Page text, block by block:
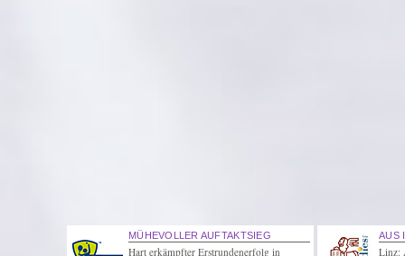
MÜHEVOLLER AUFTAKTSIEG
Hart erkämpfter Erstrundenerfolg in
AUS
Linz: